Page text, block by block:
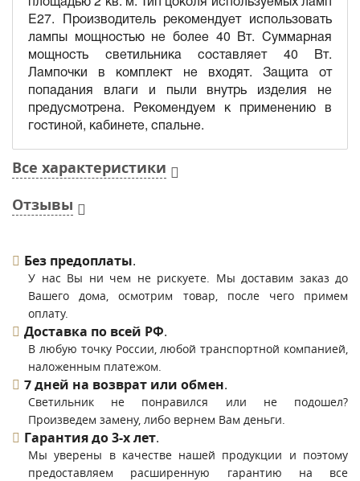
E27. Производитель рекомендует использовать
лампы мощностью не более 40 Вт. Суммарная
мощность светильника составляет 40 Вт.
Лампочки в комплект не входят. Защита от
попадания влаги и пыли внутрь изделия не
предусмотрена. Рекомендуем к применению в
гостиной, кабинете, спальне.
Все характеристики
Отзывы
Без предоплаты.
У нас Вы ни чем не рискуете. Мы доставим заказ до
Вашего дома, осмотрим товар, после чего примем
оплату.
Доставка по всей РФ.
В любую точку России, любой транспортной компанией,
наложенным платежом.
7 дней на возврат или обмен.
Светильник не понравился или не подошел?
Произведем замену, либо вернем Вам деньги.
Гарантия до 3-х лет.
Мы уверены в качестве нашей продукции и поэтому
предоставляем расширенную гарантию на все